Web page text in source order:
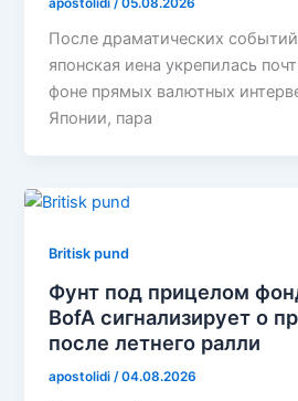
После драматических
японская иена укрепилась
фоне прямых валютных
Японии, пара
Britisk pund
Фунт под прицелом
BofA сигнализирует о
после летнего ралли
apostolidi /04.08.2026